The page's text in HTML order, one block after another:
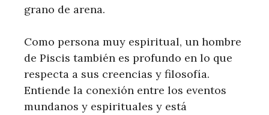
grano de arena.
Como persona muy espiritual, un hombre
de Piscis también es profundo en lo que
respecta a sus creencias y filosofía.
Entiende la conexión entre los eventos
mundanos y espirituales y está